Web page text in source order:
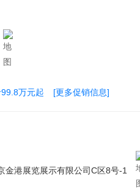
万元起
[更多促销信息]
金港展览展示有限公司C区8号-1